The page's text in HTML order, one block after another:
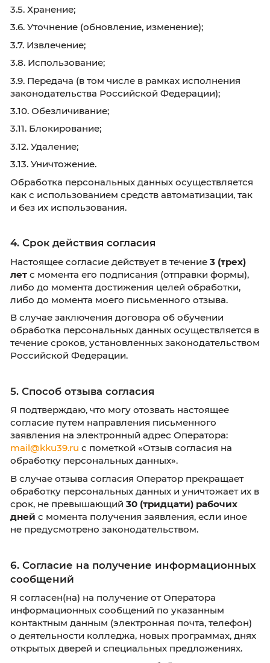
3. Перечень действий с
данными
действия с моими персональными данными:
3.1. Сбор;
3.2. Запись;
3.3. Систематизация;
3.5. Хранение;
3.6. Уточнение (обновление, изменение);
3.7. Извлечение;
3.8. Использование;
3.9. Передача (в том числе в рамках
законодательства Российской Федерации);
3.10. Обезличивание;
3.11. Блокирование;
3.12. Удаление;
Обработка персональных данных
как с использованием средств
и без их использования.
4. Срок действия согласия
Настоящее согласие действует в течение3
летс момента его подписания (отправки
либо до момента достижения целей
В случае заключения договора об обучении
обработка персональных данных
течение сроков, установленных
Российской Федерации.
5. Способ отзыва согласия